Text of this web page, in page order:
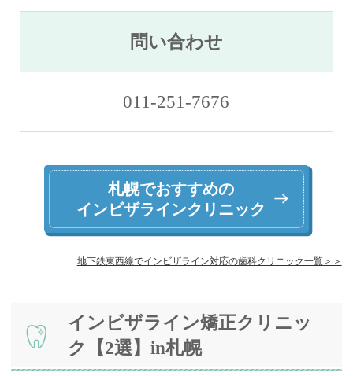
問い合わせ
011-251-7676
札幌でおすすめの
インビザラインクリニック
地下鉄東西線でインビザライン対応の歯科クリニック一覧＞＞
インビザライン矯正クリニッ
ク【2選】in札幌